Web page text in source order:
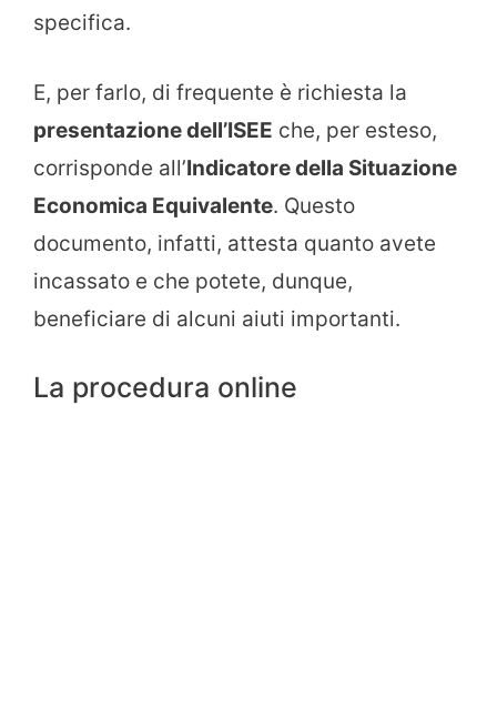
specifica.
E, per farlo, di frequente è richiesta la
presentazione dell’ISEE che, per esteso,
corrisponde all’Indicatore della Situazione
Economica Equivalente. Questo
documento, infatti, attesta quanto avete
incassato e che potete, dunque,
beneficiare di alcuni aiuti importanti.
La procedura online